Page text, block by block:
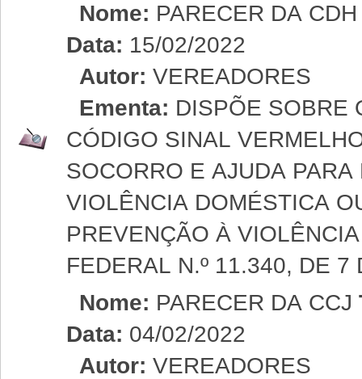
Nome: PARECER DA
Data: 15/02/2022
Autor: VEREADORES
Ementa: DISPÕE SOBRE
CÓDIGO SINAL
SOCORRO E AJUDA
VIOLÊNCIA DOMÉSTICA
PREVENÇÃO À
FEDERAL N.º 11.340, DE
Nome: PARECER DA CCJ
Data: 04/02/2022
Autor: VEREADORES